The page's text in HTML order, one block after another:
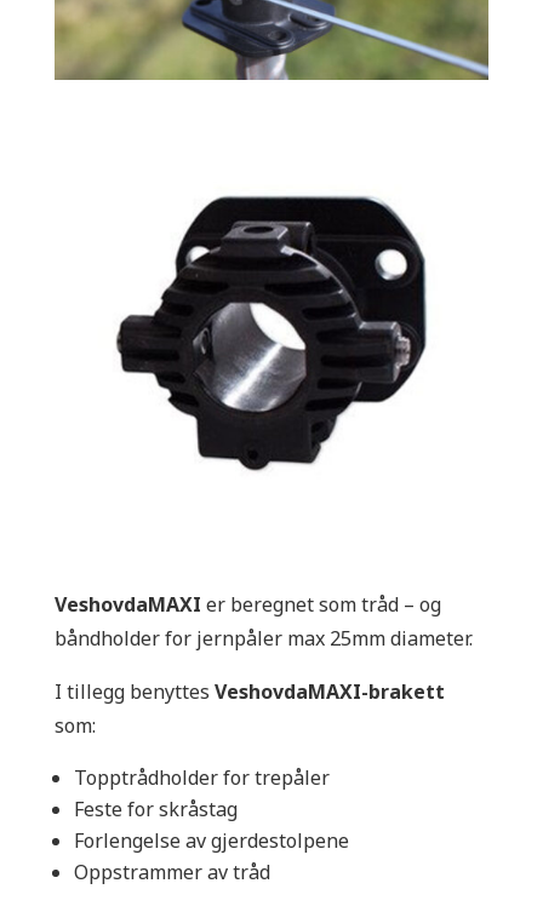
VeshovdaMAXI er beregnet som tråd – og
båndholder for jernpåler max 25mm diameter.
I tillegg benyttes VeshovdaMAXI-brakett
som:
Topptrådholder for trepåler
Feste for skråstag
Forlengelse av gjerdestolpene
Oppstrammer av tråd